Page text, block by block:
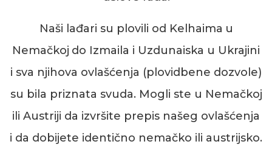
Naši lađari su plovili od Kelhaima u
Nemačkoj do Izmaila i Uzdunaiska u Ukrajini
i sva njihova ovlašćenja (plovidbene dozvole)
su bila priznata svuda. Mogli ste u Nemačkoj
ili Austriji da izvršite prepis našeg ovlašćenja
i da dobijete identično nemačko ili austrijsko.